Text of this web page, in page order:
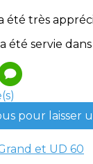
été très
été servie
pour laisser